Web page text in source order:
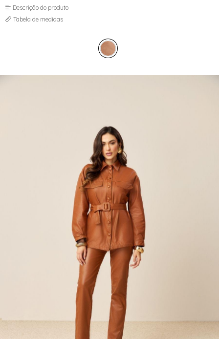
MOM
PANTACOURT
RETA
SAIA
SKINNY
WIDE LEG
Descrição do produto
Tabela de medidas